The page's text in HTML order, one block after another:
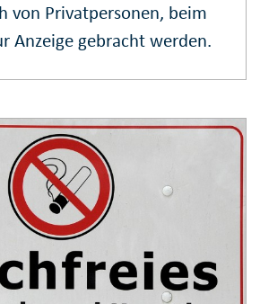
von Privat­personen, beim
Anzeige gebracht werden.